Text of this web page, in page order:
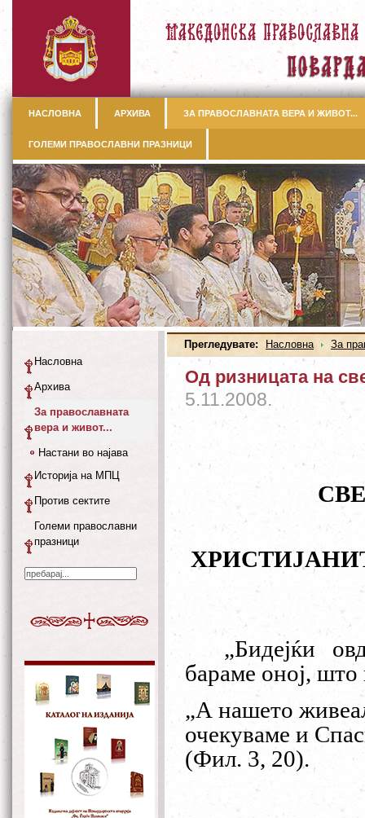
НАСЛОВНА АРХИВА ЗА ПРАВОСЛАВНАТА ВЕРА И ЖИВОТ...
ГОЛЕМИ ПРАВОСЛАВНИ ПРАЗНИЦИ
Прегледувате: Насловна За
Oд ризницата на
5.11.2008.
„Бидејќи
бараме оној, што
„А нашето
очекуваме и
(Фил. 3, 20).
Насловна
Архива
За православната
вера и живот...
Настани во најава
Историја на МПЦ
Против сектите
Големи православни
празници